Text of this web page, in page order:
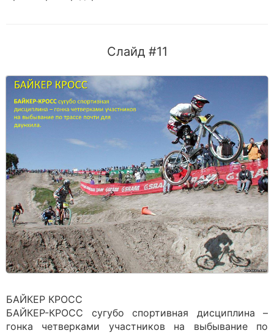
Слайд #11
БАЙКЕР КРОСС
БАЙКЕР-КРОСС сугубо спортивная дисциплина –
гонка четверками участников на выбывание по